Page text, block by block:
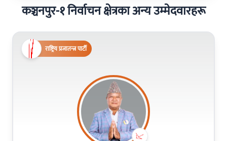
कञ्चनपुर-१ निर्वाचन क्षेत्रका अन्य उम्मेदवारहरू
राष्ट्रिय प्रजातन्त्र पार्टी